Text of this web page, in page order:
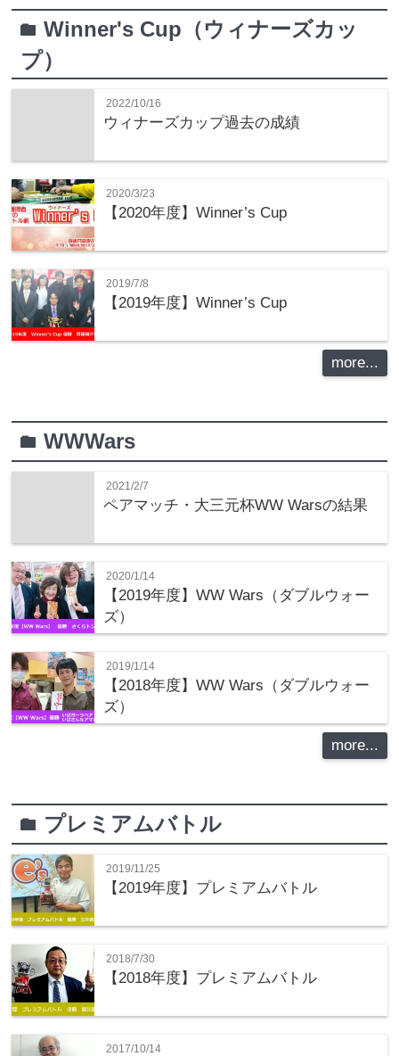
folderWinner's Cup（ウィナーズカッ
プ）
2022/10/16
ウィナーズカップ過去の成績
2020/3/23
【2020年度】Winner’s Cup
2019/7/8
【2019年度】Winner’s Cup
more...
folderWWWars
2021/2/7
ペアマッチ・大三元杯WW Warsの結果
2020/1/14
【2019年度】WW Wars（ダブルウォー
ズ）
2019/1/14
【2018年度】WW Wars（ダブルウォー
ズ）
more...
folder プレミアムバトル
2019/11/25
【2019年度】プレミアムバトル
2018/7/30
【2018年度】プレミアムバトル
2017/10/14